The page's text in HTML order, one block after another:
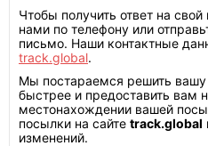
Чтобы получить ответ на
нами по телефону или
письмо. Наши контактные
track.global.
Мы постараемся решить
быстрее и предоставить
местонахождении вашей
посылки на сайте track.global
изменений.